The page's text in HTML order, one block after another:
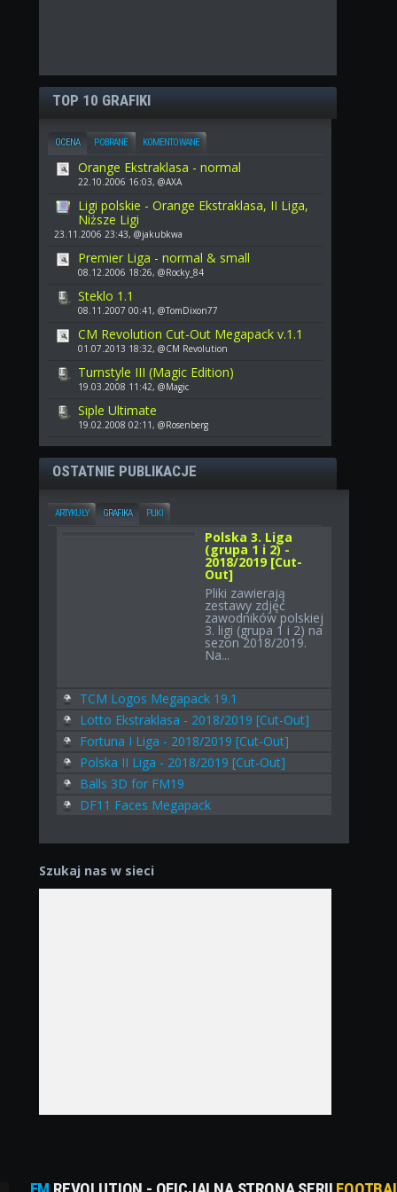
TOP 10 GRAFIKI
OCENA POBRANE KOMENTOWANE
Orange Ekstraklasa - normal
22.10.2006 16:03, @AXA
Ligi polskie - Orange Ekstraklasa, II Liga,
Niższe Ligi
23.11.2006 23:43, @jakubkwa
Premier Liga - normal & small
08.12.2006 18:26, @Rocky_84
Steklo 1.1
08.11.2007 00:41, @TomDixon77
CM Revolution Cut-Out Megapack v.1.1
01.07.2013 18:32, @CM Revolution
Turnstyle III (Magic Edition)
19.03.2008 11:42, @Magic
Siple Ultimate
19.02.2008 02:11, @Rosenberg
OSTATNIE PUBLIKACJE
ARTYKUŁY GRAFIKA PLIKI
Polska 3. Liga
(grupa 1 i 2) -
2018/2019 [Cut-
Out]
Pliki zawierają
zestawy zdjęć
zawodników polskiej
3. ligi (grupa 1 i 2) na
sezon 2018/2019.
Na...
TCM Logos Megapack 19.1
Lotto Ekstraklasa - 2018/2019 [Cut-Out]
Fortuna I Liga - 2018/2019 [Cut-Out]
Polska II Liga - 2018/2019 [Cut-Out]
Balls 3D for FM19
DF11 Faces Megapack
Szukaj nas w sieci